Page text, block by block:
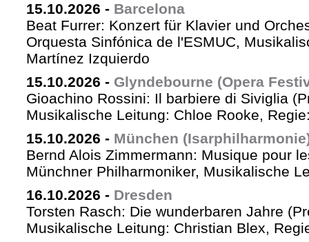
15.10.2026 - Barcelona
Beat Furrer: Konzert für Klavier und
Orquesta Sinfónica de l'ESMUC,
Martínez Izquierdo
15.10.2026 - Glyndebourne (Opera
Gioachino Rossini: Il barbiere di Siviglia
Musikalische Leitung: Chloe Rooke,
15.10.2026 - München
Bernd Alois Zimmermann: Musique pour
Münchner Philharmoniker, Musikalische
16.10.2026 - Dresden
Torsten Rasch: Die wunderbaren Jahre
Musikalische Leitung: Christian Blex,